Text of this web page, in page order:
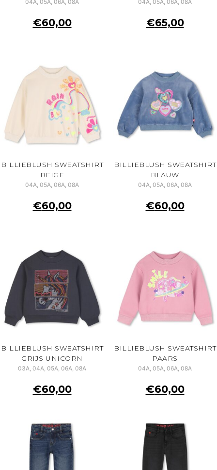
04A, 05A, 06A, 08A
€60,00
04A, 05A, 06A, 08A
€65,00
BILLIEBLUSH SWEATSHIRT
BEIGE
04A, 05A, 06A, 08A
€60,00
BILLIEBLUSH SWEATSHIRT
BLAUW
04A, 05A, 06A, 08A
€60,00
BILLIEBLUSH SWEATSHIRT
GRIJS UNICORN
03A, 04A, 05A, 06A, 08A
€60,00
BILLIEBLUSH SWEATSHIRT
PAARS
04A, 05A, 06A, 08A
€60,00